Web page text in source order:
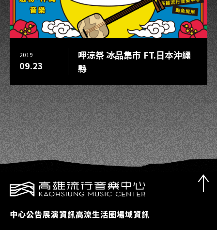
2019
09.23
呷涼祭 冰品集市 FT.日本沖繩
縣
中心公告展演資訊高流生活圈場域資訊